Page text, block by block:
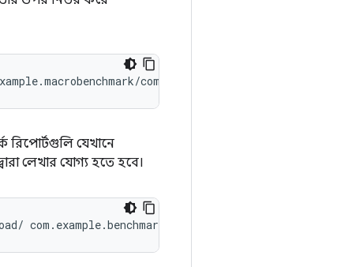
রিপোর্টগুলি যেখানে
লেখার যোগ্য হতে হবে।
com.example.benchmark/